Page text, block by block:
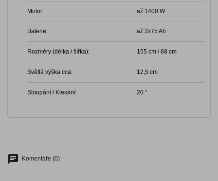
Motor až 1400 W
Baterie: až 2x75 Ah
Rozměry (délka / šířka): 155 cm / 68 cm
Světlá výška cca: 12,5 cm
Stoupání / Klesání: 20 °
Komentáře (0)